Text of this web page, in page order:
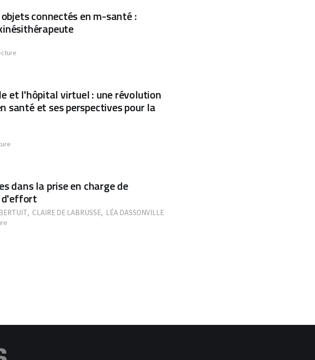
connectés en m-santé :
et l'hôpital virtuel : une révolution
santé et ses perspectives pour la
dans la prise en charge de
d'effort
, CLAIRE DE LABRUSSE, LÉA DASSONVILLE